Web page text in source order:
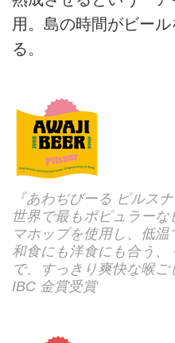
用。島の時間がビー
る。
『あわぢびーる ピルスナ
世界で最もポピュラー
マホップを使用し、低温
和食にも洋食にも合う
で、すっきり爽快な喉
IBC 金賞受賞